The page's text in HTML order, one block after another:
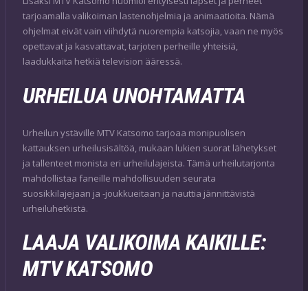
tarjoamalla valikoiman lastenohjelmia ja animaatioita. Nämä
ohjelmat eivät vain viihdytä nuorempia katsojia, vaan ne myös
opettavat ja kasvattavat, tarjoten perheille yhteisiä,
laadukkaita hetkiä television ääressä.
URHEILUA UNOHTAMATTA
Urheilun ystäville MTV Katsomo tarjoaa monipuolisen
kattauksen urheilusisältöä, mukaan lukien suorat lähetykset
ja tallenteet monista eri urheilulajeista. Tämä urheilutarjonta
mahdollistaa faneille mahdollisuuden seurata
suosikkilajejaan ja -joukkueitaan ja nauttia jännittävistä
urheiluhetkistä.
LAAJA VALIKOIMA KAIKILLE:
MTV KATSOMO